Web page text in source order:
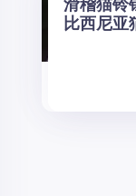
滑稽猫铃
比西尼亚